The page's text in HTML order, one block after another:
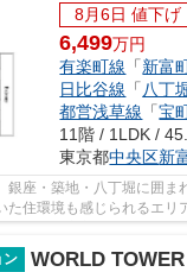
8月6日 値下げ
6,499万円
有楽町線 「新富
日比谷線 「 八丁
都営浅草線 「宝
11階 / 1LDK /
東京都中央区新
銀座・築地・八丁堀に囲ま
た住環境も感じられるエリ
楽町・銀座方面へ出やすく
ン
WORLD